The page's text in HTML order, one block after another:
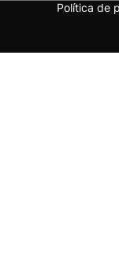
Política de